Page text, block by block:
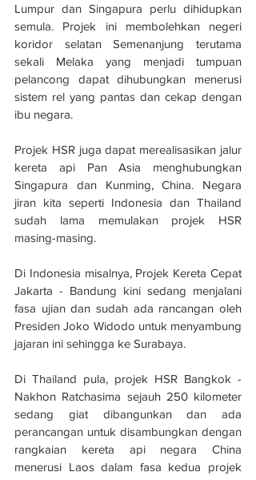
Lumpur dan Singapura perlu dihidupkan
semula. Projek ini membolehkan negeri
koridor selatan Semenanjung terutama
sekali Melaka yang menjadi tumpuan
pelancong dapat dihubungkan menerusi
sistem rel yang pantas dan cekap dengan
ibu negara.
Projek HSR juga dapat merealisasikan jalur
kereta api Pan Asia menghubungkan
Singapura dan Kunming, China. Negara
jiran kita seperti Indonesia dan Thailand
sudah lama memulakan projek HSR
masing-masing.
Di Indonesia misalnya, Projek Kereta Cepat
Jakarta - Bandung kini sedang menjalani
fasa ujian dan sudah ada rancangan oleh
Presiden Joko Widodo untuk menyambung
jajaran ini sehingga ke Surabaya.
Di Thailand pula, projek HSR Bangkok -
Nakhon Ratchasima sejauh 250 kilometer
sedang giat dibangunkan dan ada
perancangan untuk disambungkan dengan
rangkaian kereta api negara China
menerusi Laos dalam fasa kedua projek